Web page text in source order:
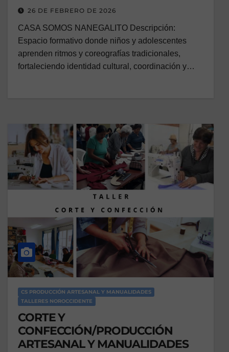
26 DE FEBRERO DE 2026
CASA SOMOS NANEGALITO Descripción:
Espacio formativo donde niños y adolescentes
aprenden ritmos y coreografías tradicionales,
fortaleciendo identidad cultural, coordinación y…
CS PRODUCCIÓN ARTESANAL Y MANUALIDADES
TALLERES NOROCCIDENTE
CORTE Y
CONFECCIÓN/PRODUCCIÓN
ARTESANAL Y MANUALIDADES